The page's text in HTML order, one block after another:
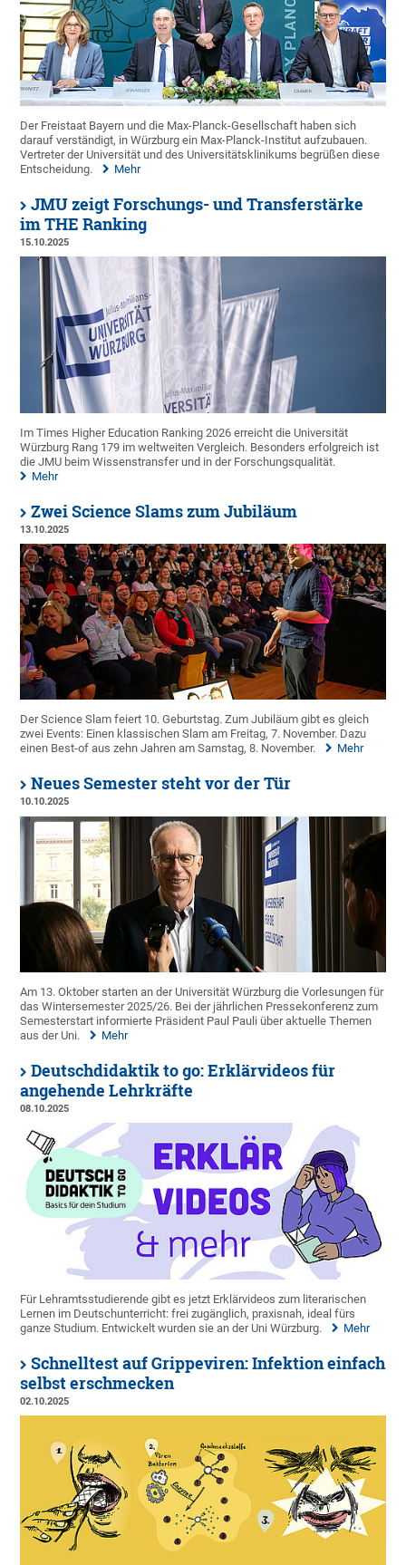
Der Freistaat Bayern und die Max-Planck-Gesellschaft haben sich
darauf verständigt, in Würzburg ein Max-Planck-Institut aufzubauen.
Vertreter der Universität und des Universitätsklinikums begrüßen diese
Entscheidung.
Mehr
JMU zeigt Forschungs- und Transferstärke
im THE Ranking
15.10.2025
Im Times Higher Education Ranking 2026 erreicht die Universität
Würzburg Rang 179 im weltweiten Vergleich. Besonders erfolgreich ist
die JMU beim Wissenstransfer und in der Forschungsqualität.
Mehr
Zwei Science Slams zum Jubiläum
13.10.2025
Der Science Slam feiert 10. Geburtstag. Zum Jubiläum gibt es gleich
zwei Events: Einen klassischen Slam am Freitag, 7. November. Dazu
einen Best-of aus zehn Jahren am Samstag, 8. November.
Mehr
Neues Semester steht vor der Tür
10.10.2025
Am 13. Oktober starten an der Universität Würzburg die Vorlesungen für
das Wintersemester 2025/26. Bei der jährlichen Pressekonferenz zum
Semesterstart informierte Präsident Paul Pauli über aktuelle Themen
aus der Uni.
Mehr
Deutschdidaktik to go: Erklärvideos für
angehende Lehrkräfte
08.10.2025
Für Lehramtsstudierende gibt es jetzt Erklärvideos zum literarischen
Lernen im Deutschunterricht: frei zugänglich, praxisnah, ideal fürs
ganze Studium. Entwickelt wurden sie an der Uni Würzburg.
Mehr
Schnelltest auf Grippeviren: Infektion einfach
selbst erschmecken
02.10.2025